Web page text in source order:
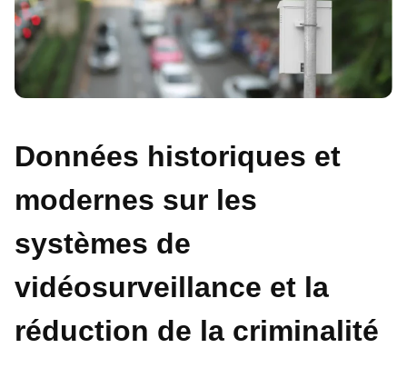
Données historiques et
modernes sur les
systèmes de
vidéosurveillance et la
réduction de la criminalité